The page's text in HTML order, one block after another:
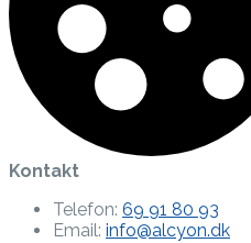
Kontakt
Telefon: 69 91 80 93
Email: info@alcyon.dk